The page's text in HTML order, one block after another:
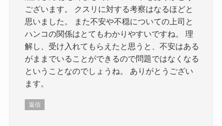
ございます。 クスリに対する考察はなるほどと
思いました。 また不安や不穏についての上司と
ハンコの関係はとてもわかりやすいですね。 理
解し、受け入れてもらえたと思うと、不安はある
がままでいることができるので問題ではなくなる
ということなのでしょうね。 ありがとうござい
ます。
返信